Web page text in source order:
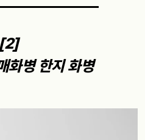
[2]
화병 한지 화병